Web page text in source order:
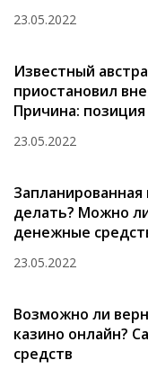
23.05.2022
Известный
приостановил
Причина:
23.05.2022
Запланированная
делать? Можно
денежные
23.05.2022
Возможно ли
казино онлайн?
средств